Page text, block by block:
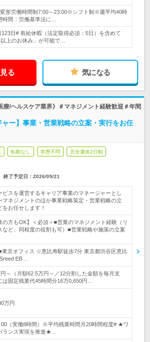
形労働時間制7:00～23:00※シフト制※週平均40時
間：労働基準法に…
日# 有給休暇（法定取得必須：5日）を含めて
以上のお休み」が可能で…
る 気になる
療/ヘルスケア業界》＃マネジメント経験歓迎＃年間
ャー】事業・営業戦略の立案・実行をお任
転勤なし 学歴不問 完全週休2日制
終了予定日： 2026/09/21
ビスを運営するキャリア事業のマネージャーとし
マネジメントのほか事業戦略策定・営業戦略の立
お任せします！
の方もOK】＜必須＞■営業のマネジメント経験（リ
など、同程度の役割も可）■営業戦略や施策の立案
京オフィス ☆恵比寿駅徒歩7分 東京都渋谷区恵比
EB…
～（月額62.5万円～／12分割した金額を毎月支
固定残業代45時間分16万0,650円…
万円
00（実働8時間）※平均残業時間月20時間程度# ★ワ
ランス実現を推進★…